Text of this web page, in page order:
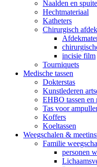
Naalden en
Hechtmateriaal
Katheters
Chirurgisch
incisie film
Tourniquets
Medische tassen
Dokterstas
Kunstlederen
EHBO tassen en
Tas voor
Koffers
Koeltassen
Weegschalen &
Familie
personen